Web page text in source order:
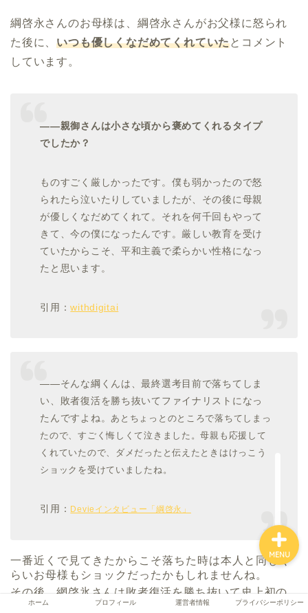
綱啓永さんのお母様は、綱啓永さんがお父様に怒られ
た後に、いつも優しくなだめてくれていたとコメント
しています。
――親御さんは小さな頃から褒めてくれるタイプ
でしたか？
ものすごく厳しかったです。僕も弱かったので怒
られたら泣いたりしていましたが、その後に母親
が優しくなだめてくれて。それを何千回もやって
きて、今の僕になったんです。厳しい教育を受け
ていたからこそ、平和主義で柔らかい性格になっ
たと思います。
引用：withdigitai
――そんな綱くんは、最終選考目前で落ちてしま
い、敗者復活を勝ち抜いてファイナリストになっ
たんですよね。あとちょっとのところで落ちてしまっ
たので、すごく悔しくて泣きました。母親も応援して
くれていたので、ダメだったと伝えたときはけっこう
ショックを受けていましたね。
引用： Devieインタビュー「綱啓永」
一番近くで見てきたからこそ落ちた時は本人と同じく
らいお母様もショックだったかもしれませんね。
その後、網啓氷さんは敗者復活を勝ち抜いて史上初の
ホーム プロフィール 運営者情報 プライバシーポリシー
MENU
プロフィール
運営者情報
プライバシーポリシー